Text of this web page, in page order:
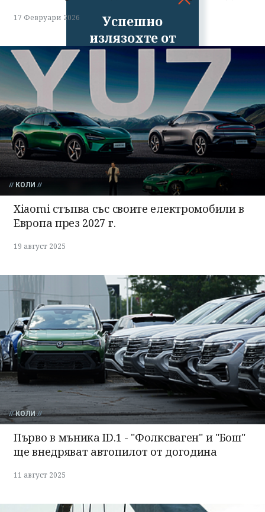
Успешно
излязохте от
профила си!
17 Февруари 2026
КОЛИ
Xiaomi стъпва със своите електромобили в
Европа през 2027 г.
19 август 2025
КОЛИ
Първо в мъника ID.1 - "Фолксваген" и "Бош"
ще внедряват автопилот от догодина
11 август 2025